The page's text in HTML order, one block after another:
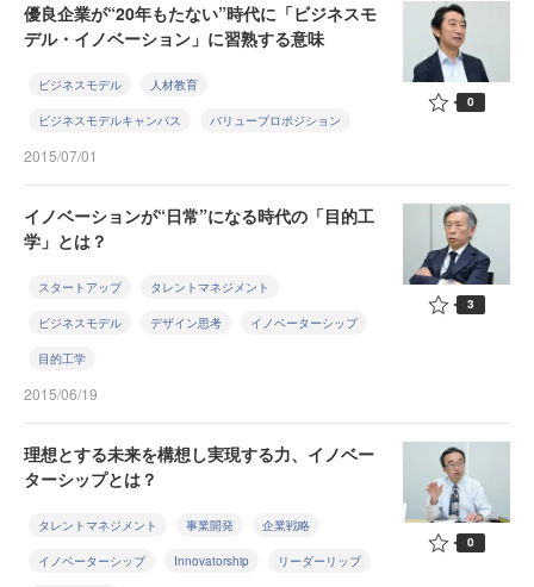
優良企業が“20年もたない”時代に「ビジネスモ
デル・イノベーション」に習熟する意味
ビジネスモデル 人材教育
ビジネスモデルキャンバス バリュープロポジション
2015/07/01
0
イノベーションが“日常”になる時代の「目的工
学」とは？
スタートアップ タレントマネジメント
ビジネスモデル デザイン思考 イノベーターシップ
目的工学
2015/06/19
3
理想とする未来を構想し実現する力、イノベー
ターシップとは？
タレントマネジメント 事業開発 企業戦略
イノベーターシップ Innovatorship リーダーリップ
0